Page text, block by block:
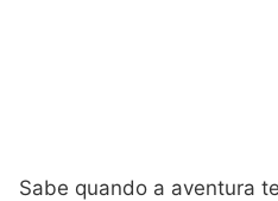
Sabe quando a aventura